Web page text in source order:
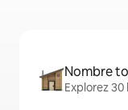
Nombre
Explorez